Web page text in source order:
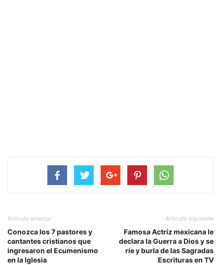
Artículo anterior
Conozca los 7 pastores y
cantantes cristianos que
ingresaron el Ecumenismo
en la Iglesia
Artículo siguiente
Famosa Actríz mexicana le
declara la Guerra a Dios y se
ríe y burla de las Sagradas
Escrituras en TV